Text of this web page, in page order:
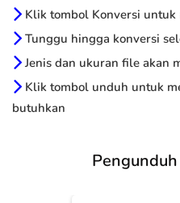
Klik tombol Konversi untuk
Tunggu hingga konversi
Jenis dan ukuran file akan
Klik tombol unduh untuk
butuhkan